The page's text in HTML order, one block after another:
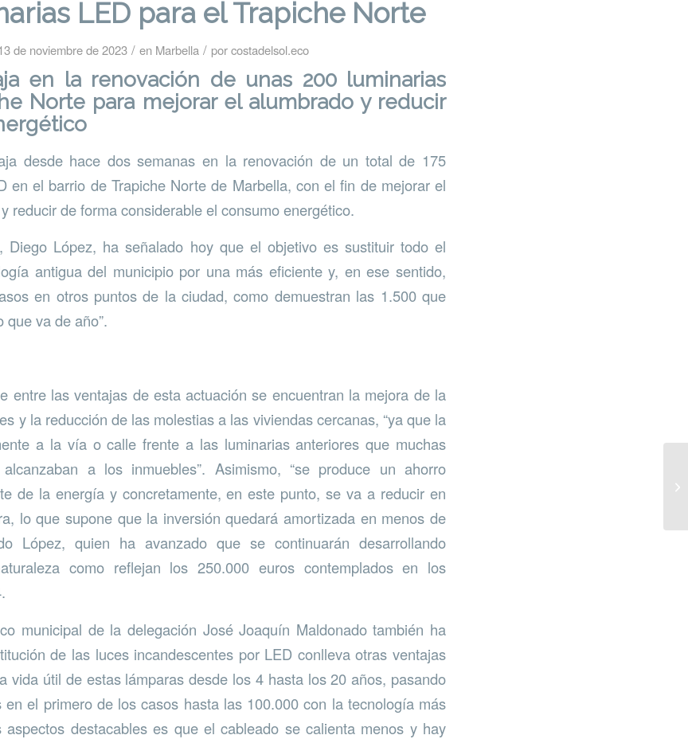
LED para el Trapiche Norte
de noviembre de 2023 / en Marbella / porcostadelsol.eco
en la renovación de unas 200 luminarias
Norte para mejorar el alumbrado y reducir
desde hace dos semanas en la renovación de un total de 175
en el barrio de Trapiche Norte de Marbella, con el fin de mejorar el
reducir de forma considerable el consumo energético.
Diego López, ha señalado hoy que el objetivo es sustituir todo el
antigua del municipio por una más eficiente y, en ese sentido,
en otros puntos de la ciudad, como demuestran las 1.500 que
que va de año”.
entre las ventajas de esta actuación se encuentran la mejora de la
y la reducción de las molestias a las viviendas cercanas, “ya que la
a la vía o calle frente a las luminarias anteriores que muchas
a los inmuebles”. Asimismo, “se produce un ahorro
de la energía y concretamente, en este punto, se va a reducir en
lo que supone que la inversión quedará amortizada en menos de
López, quien ha avanzado que se continuarán desarrollando
como reflejan los 250.000 euros contemplados en los
municipal de la delegación José Joaquín Maldonado también ha
de las luces incandescentes por LED conlleva otras ventajas
vida útil de estas lámparas desde los 4 hasta los 20 años, pasando
el primero de los casos hasta las 100.000 con la tecnología más
aspectos destacables es que el cableado se calienta menos y hay